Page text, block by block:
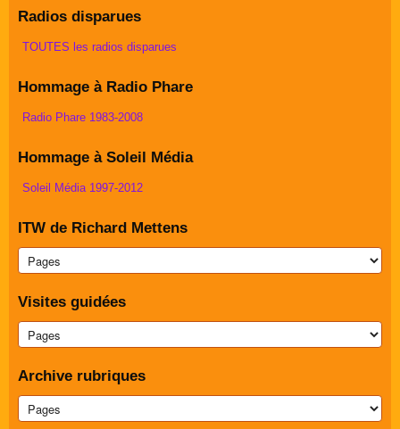
Radios disparues
TOUTES les radios disparues
Hommage à Radio Phare
Radio Phare 1983-2008
Hommage à Soleil Média
Soleil Média 1997-2012
ITW de Richard Mettens
Visites guidées
Archive rubriques